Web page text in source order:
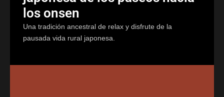
los onsen
Una tradición ancestral de relax y disfrute de la
pausada vida rural japonesa.